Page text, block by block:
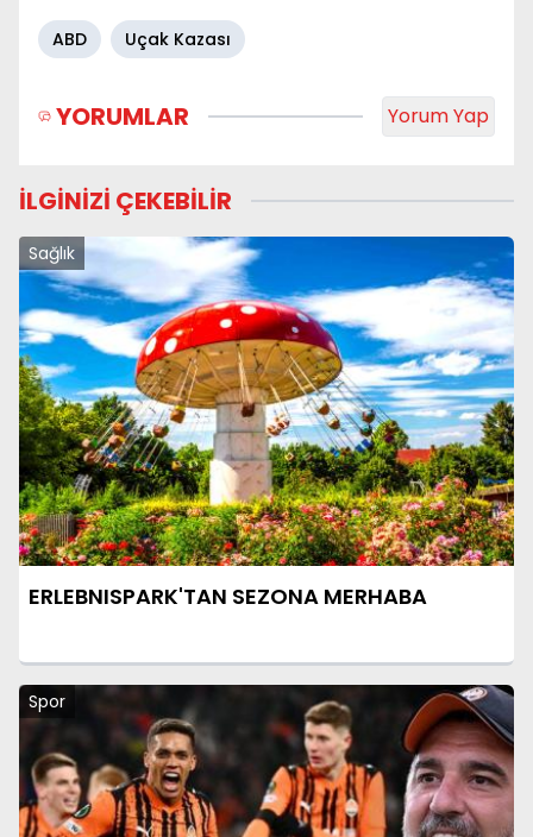
ABD Uçak Kazası
YORUMLAR Yorum Yap
İLGİNİZİ ÇEKEBİLİR
Sağlık
ERLEBNISPARK'TAN SEZONA MERHABA
Spor